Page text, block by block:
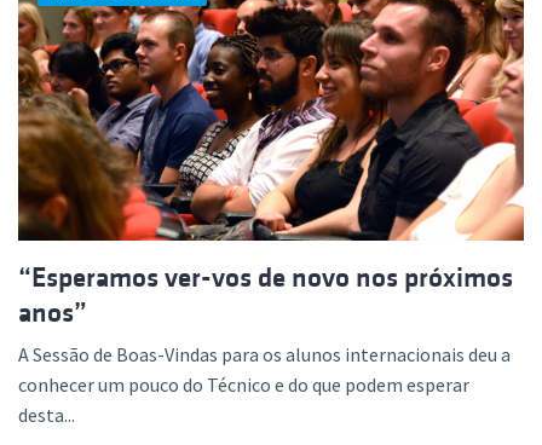
“Esperamos ver-vos de novo nos próximos
anos”
A Sessão de Boas-Vindas para os alunos internacionais deu a
conhecer um pouco do Técnico e do que podem esperar
desta...